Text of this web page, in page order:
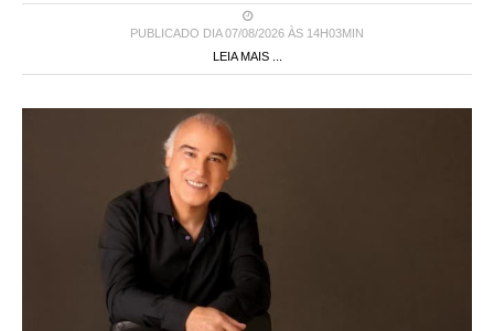
PUBLICADO DIA 07/08/2026 ÀS 14H03MIN
LEIA MAIS ...